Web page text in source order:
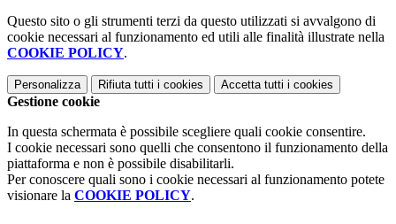
Questo sito o gli strumenti terzi da questo utilizzati si avvalgono di
cookie necessari al funzionamento ed utili alle finalità illustrate nella
COOKIE POLICY.
Personalizza Rifiuta tutti i cookies Accetta tutti i cookies
Gestione cookie
In questa schermata è possibile scegliere quali cookie consentire.
I cookie necessari sono quelli che consentono il funzionamento della
piattaforma e non è possibile disabilitarli.
Per conoscere quali sono i cookie necessari al funzionamento potete
visionare la COOKIE POLICY.